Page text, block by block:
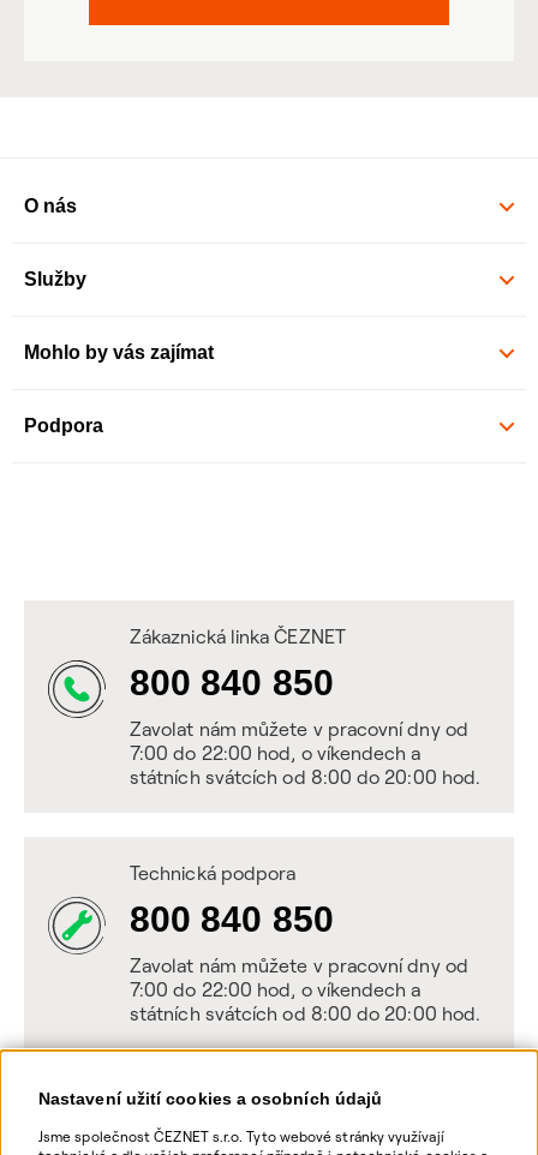
Nastavení užití cookies a osobních údajů
Jsme společnost ČEZNET s.r.o. Tyto webové stránky využívají
O nás
Služby
Mohlo by vás zajímat
Podpora
Zákaznická linka ČEZNET
800 840 850
Zavolat nám můžete v pracovní dny od
7:00 do 22:00 hod, o víkendech a
státních svátcích od 8:00 do 20:00 hod.
Technická podpora
800 840 850
Zavolat nám můžete v pracovní dny od
7:00 do 22:00 hod, o víkendech a
státních svátcích od 8:00 do 20:00 hod.
Napište nám